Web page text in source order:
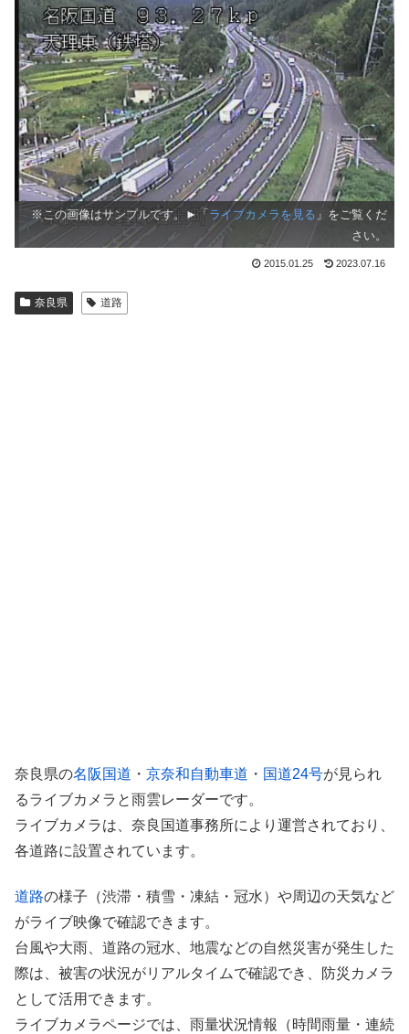
※この画像はサンプルです。►「 ライブカメラを見る 」をご覧くだ
さい。
2015.01.25 2023.07.16
奈良県 道路
奈良県の名阪国道 ・ 京奈和自動車道 ・ 国道24号が見られ
るライブカメラと雨雲レーダーです。
ライブカメラは、奈良国道事務所により運営されており、
各道路に設置されています。
道路の様子（渋滞・積雪・凍結・冠水）や周辺の天気など
がライブ映像で確認できます。
台風や大雨、道路の冠水、地震などの自然災害が発生した
際は、被害の状況がリアルタイムで確認でき、防災カメラ
として活用できます。
ライブカメラページでは、雨量状況情報（時間雨量・連続